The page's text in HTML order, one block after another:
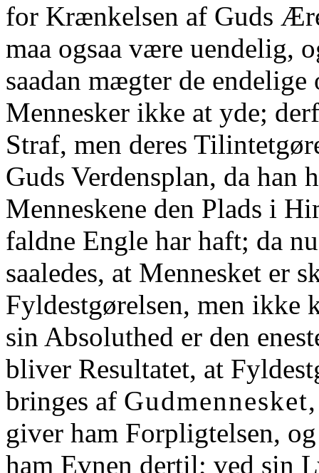
for Krænkelsen af Guds
maa ogsaa være uendelig,
saadan mægter de endelige
Mennesker ikke at yde;
Straf, men deres
Guds Verdensplan, da han
Menneskene den Plads i
faldne Engle har haft; da
saaledes, at Mennesket er
Fyldestgørelsen, men ikke
sin Absoluthed er den
bliver Resultatet, at
bringes af Gudmennesket
giver ham Forpligtelsen,
ham Evnen dertil; ved sin